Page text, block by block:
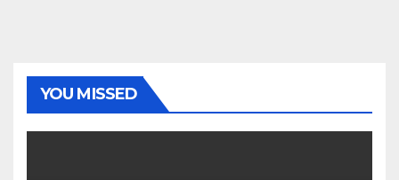
YOU MISSED